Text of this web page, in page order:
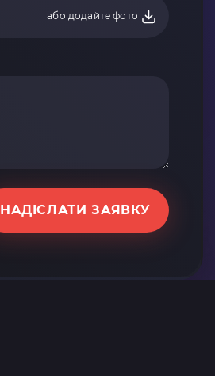
або додайте фото
НАДІСЛАТИ ЗАЯВКУ